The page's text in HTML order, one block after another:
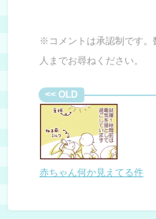
※コメントは承認制です。
人までお尋ねください。
赤ちゃん何か見えてる件